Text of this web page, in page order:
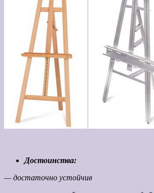
Достоинства:
— достаточно устойчив